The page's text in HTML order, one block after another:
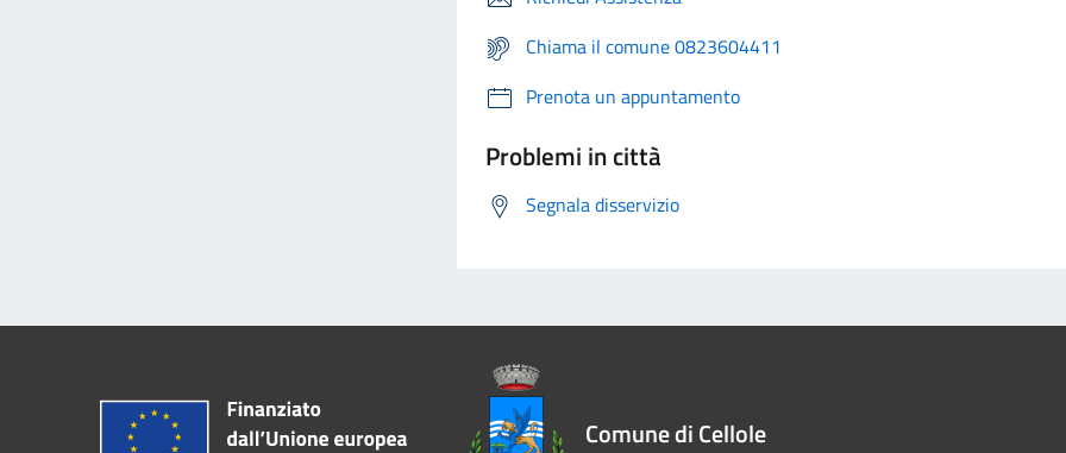
Chiama il comune 0823604411
Prenota un appuntamento
Problemi in città
Segnala disservizio
Comune di Cellole